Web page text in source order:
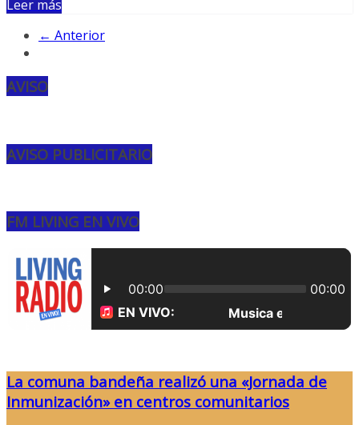
Leer más
← Anterior
AVISO
AVISO PUBLICITARIO
FM LIVING EN VIVO
La comuna bandeña realizó una «Jornada de
Inmunización» en centros comunitarios